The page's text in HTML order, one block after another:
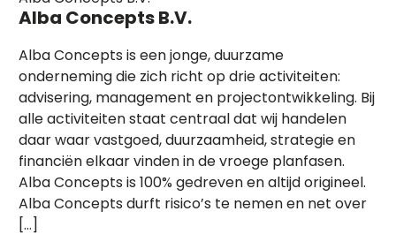
Alba Concepts B.V.
Alba Concepts is een jonge, duurzame
onderneming die zich richt op drie activiteiten:
advisering, management en projectontwikkeling. Bij
alle activiteiten staat centraal dat wij handelen
daar waar vastgoed, duurzaamheid, strategie en
financiën elkaar vinden in de vroege planfasen.
Alba Concepts is 100% gedreven en altijd origineel.
Alba Concepts durft risico’s te nemen en net over
[…]